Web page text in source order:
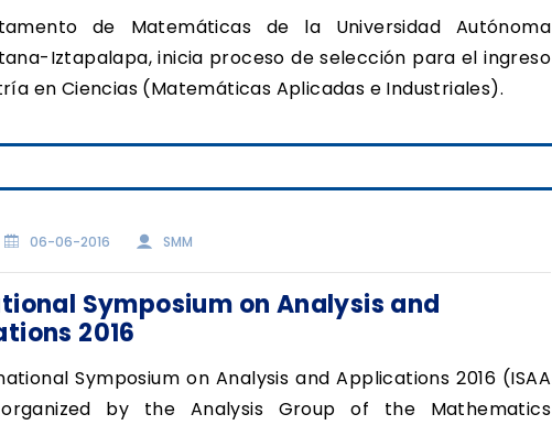
de Matemáticas de la Universidad Autónoma
Iztapalapa, inicia proceso de selección para el ingreso
en Ciencias (Matemáticas Aplicadas e Industriales).
06-06-2016 SMM
Symposium on Analysis and
2016
Symposium on Analysis and Applications 2016 (ISAA
by the Analysis Group of the Mathematics